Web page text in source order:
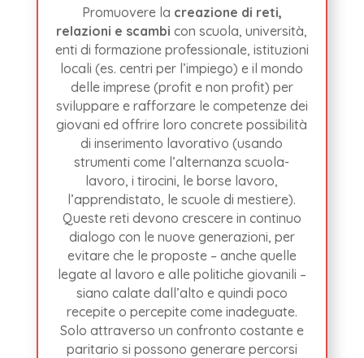
Promuovere la creazione di reti,
relazioni e scambi con scuola, università,
enti di formazione professionale, istituzioni
locali (es. centri per l’impiego) e il mondo
delle imprese (profit e non profit) per
sviluppare e rafforzare le competenze dei
giovani ed offrire loro concrete possibilità
di inserimento lavorativo (usando
strumenti come l’alternanza scuola-
lavoro, i tirocini, le borse lavoro,
l’apprendistato, le scuole di mestiere).
Queste reti devono crescere in continuo
dialogo con le nuove generazioni, per
evitare che le proposte – anche quelle
legate al lavoro e alle politiche giovanili –
siano calate dall’alto e quindi poco
recepite o percepite come inadeguate.
Solo attraverso un confronto costante e
paritario si possono generare percorsi